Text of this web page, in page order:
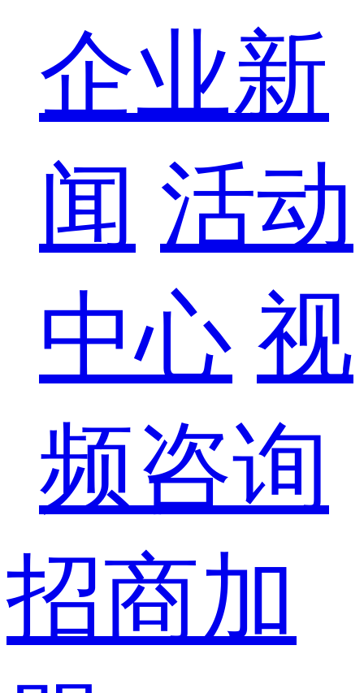
企业新
闻 活动
中心 视
频咨询
招商加